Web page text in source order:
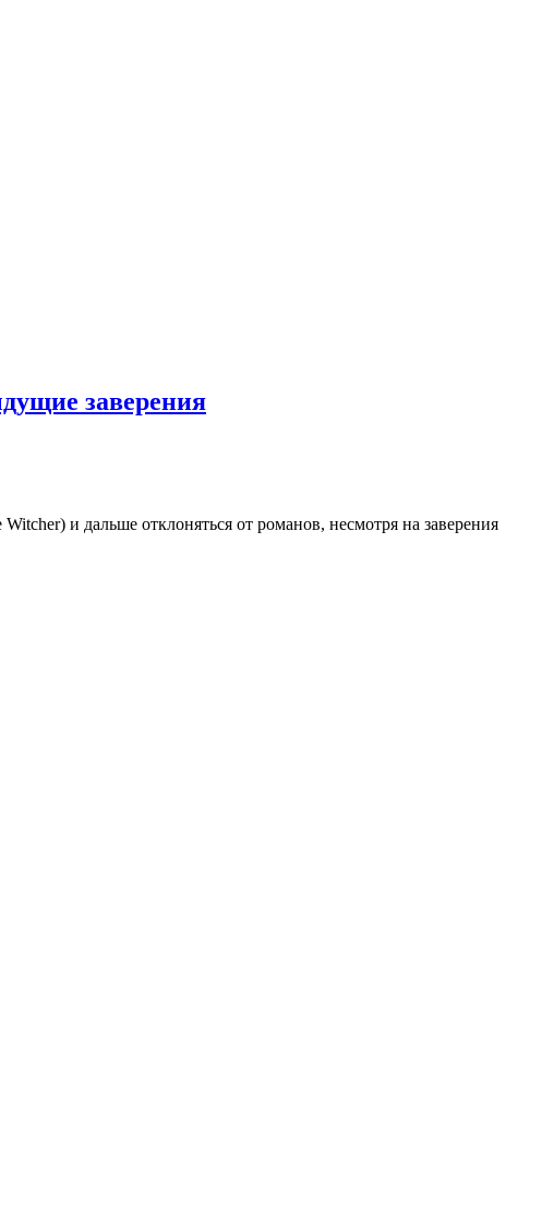
заверения
и дальше отклоняться от романов, несмотря на заверения